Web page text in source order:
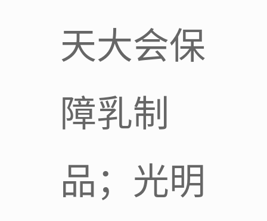
天大会保
障乳制
品；光明